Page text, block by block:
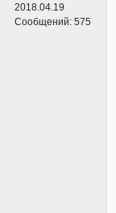
2018.04.19
Сообщений: 575